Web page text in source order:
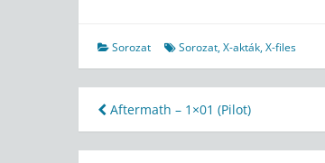
Sorozat Sorozat,X-akták,X-files
Bejegyzés
navigáció
Aftermath – 1×01 (Pilot)